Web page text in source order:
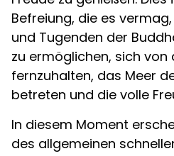
Befreiung, die es
und Tugenden der
zu ermöglichen, sich von
fernzuhalten, das Meer
betreten und die volle
In diesem Moment
des allgemeinen